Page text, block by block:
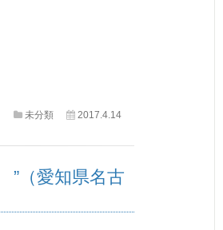
未分類 2017.4.14
愛知県名古